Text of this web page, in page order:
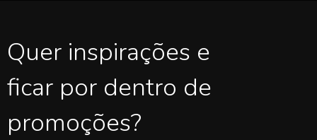
Quer inspirações e
ficar por dentro de
promoções?